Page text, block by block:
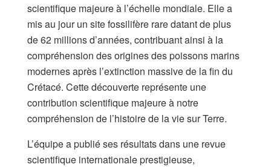
scientifique majeure à l’échelle mondiale. Elle a
mis au jour un site fossilifère rare datant de plus
de 62 millions d’années, contribuant ainsi à la
compréhension des origines des poissons marins
modernes après l’extinction massive de la fin du
Crétacé. Cette découverte représente une
contribution scientifique majeure à notre
compréhension de l’histoire de la vie sur Terre.
L’équipe a publié ses résultats dans une revue
scientifique internationale prestigieuse,